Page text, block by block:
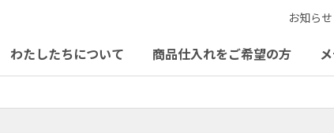
わたしたちについて 商品仕入れをご希望の方
お知らせ